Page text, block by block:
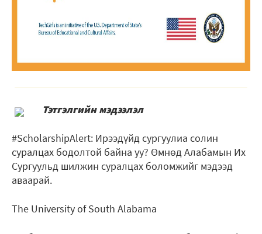
Тэтгэлгийн мэдээлэл
#ScholarshipAlert: Ирээдүйд сургуулиа солин
суралцах бодолтой байна уу? Өмнөд Алабамын Их
Сургуульд шилжин суралцах боломжийг мэдээд
аваарай.
The University of South Alabama